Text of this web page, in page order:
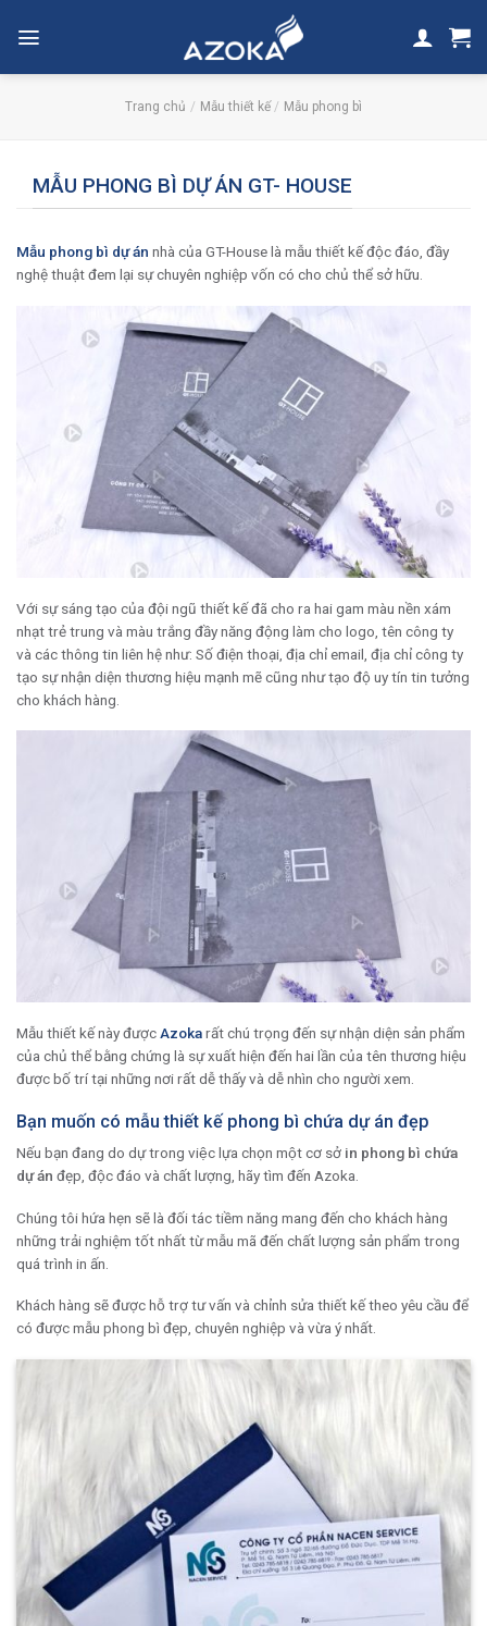
Trang chủ / Mẫu thiết kế / Mẫu phong bì
MẪU PHONG BÌ DỰ ÁN GT- HOUSE
Mẫu phong bì dự án nhà của GT-House là mẫu thiết kế độc đáo, đầy
nghệ thuật đem lại sự chuyên nghiệp vốn có cho chủ thể sở hữu.
Với sự sáng tạo của đội ngũ thiết kế đã cho ra hai gam màu nền xám
nhạt trẻ trung và màu trắng đầy năng động làm cho logo, tên công ty
và các thông tin liên hệ như: Số điện thoại, địa chỉ email, địa chỉ công ty
tạo sự nhận diện thương hiệu mạnh mẽ cũng như tạo độ uy tín tin tưởng
cho khách hàng.
Mẫu thiết kế này được Azokarất chú trọng đến sự nhận diện sản phẩm
của chủ thể bằng chứng là sự xuất hiện đến hai lần của tên thương hiệu
được bố trí tại những nơi rất dễ thấy và dễ nhìn cho người xem.
Bạn muốn có mẫu thiết kế phong bì chứa dự án đẹp
Nếu bạn đang do dự trong việc lựa chọn một cơ sở in phong bì chứa
dự án đẹp, độc đáo và chất lượng, hãy tìm đến Azoka.
Chúng tôi hứa hẹn sẽ là đối tác tiềm năng mang đến cho khách hàng
những trải nghiệm tốt nhất từ ​​mẫu mã đến chất lượng sản phẩm trong
quá trình in ấn.
Khách hàng sẽ được hỗ trợ tư vấn và chỉnh sửa thiết kế theo yêu cầu để
có được mẫu phong bì đẹp, chuyên nghiệp và vừa ý nhất.